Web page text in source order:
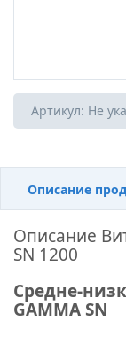
Артикул: Не
Описание
Описание
SN 1200
Средне-
GAMMA SN